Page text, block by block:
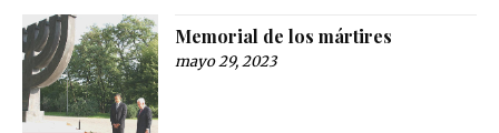
Memorial de los mártires
mayo 29, 2023